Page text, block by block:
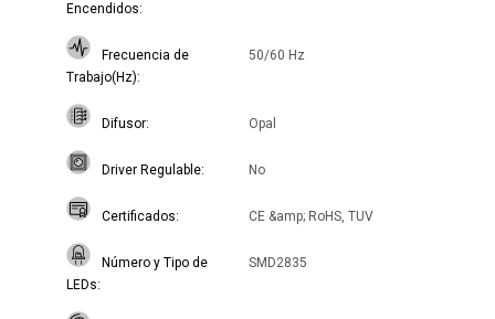
Encendidos
Frecuencia de
Trabajo(Hz)
50/60 Hz
Difusor Opal
Driver Regulable No
Certificados CE &amp; RoHS, TUV
Número y Tipo de
LEDs
SMD2835